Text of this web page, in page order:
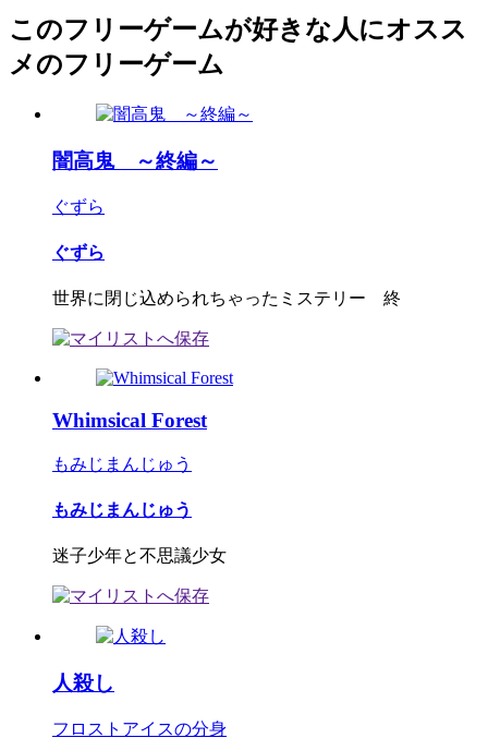
このフリーゲームが好きな人にオスス
メのフリーゲーム
闇高鬼 ～終編～
ぐずら
ぐずら
世界に閉じ込められちゃったミステリー 終
Whimsical Forest
もみじまんじゅう
もみじまんじゅう
迷子少年と不思議少女
人殺し
フロストアイスの分身